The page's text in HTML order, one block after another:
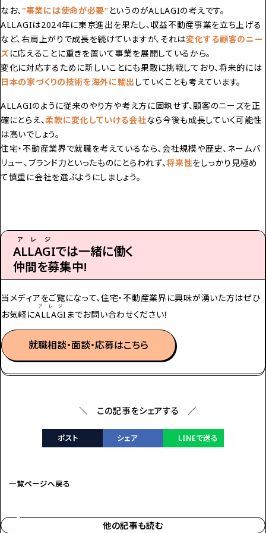
なお、“事業には使命が必要”というのがALLAGIの考えです。
ALLAGIは2024年に東京進出を果たし、収益不動産事業を立ち上げる
など、右肩上がりで成長を続けていますが、それは変化する顧客のニー
ズに応えることに重きを置いて事業を展開しているから。
変化に対応するために新しいことにも果敢に挑戦しており、将来的には
日本の家づくりの技術を海外に輸出 していくことも考えています。
ALLAGIのように従来のやり方や考え方に固執せず、顧客のニーズを正
確にとらえ、柔軟に変化していける会社なら今後も成長していく可能性
は高いでしょう。
住宅・不動産業界で就職を考えているなら、会社規模や歴史、ネームバ
リュー、ブランド力といったものにとらわれず、将来性をしっかり見極め
て慎重に会社を選ぶようにしましょう。
ALLAGI
アレジ
では一緒に働く
仲間を募集中!
当メディアをご覧になって、住宅・不動産業界に興味が湧いた方はぜひ
お気軽にALLAGI
アレジ
までお問い合わせください！
就職相談・面談・応募はこちら
＼ この記事をシェアする ／
ポスト シェア LINEで送る
一覧ページへ戻る
他の記事も読む